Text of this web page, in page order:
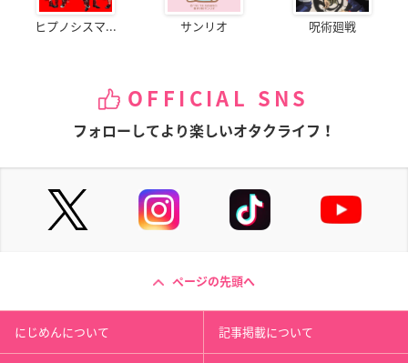
ヒプノシスマ... サンリオ 呪術廻戦
OFFICIAL SNS
フォローしてより楽しいオタクライフ！
ページの先頭へ
にじめんについて 記事掲載について